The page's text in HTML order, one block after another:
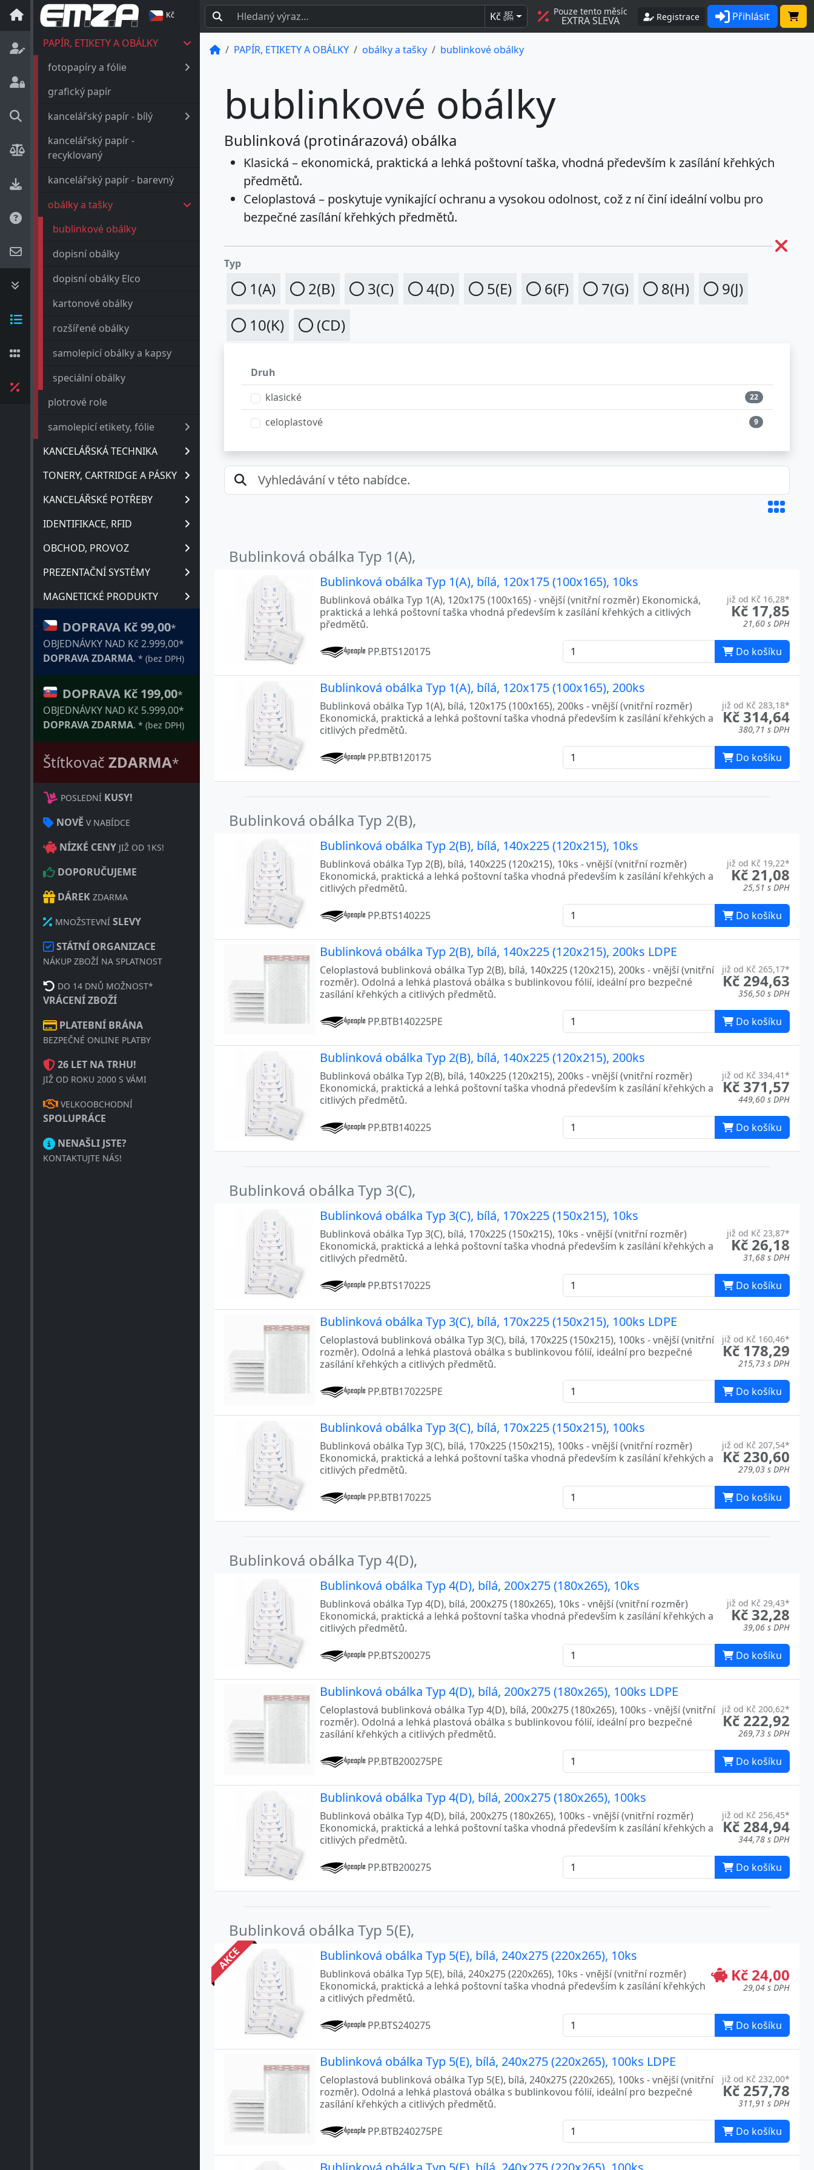
Kč
PAPÍR, ETIKETY A OBÁLKY
fotopapíry a fólie
grafický papír
kancelářský papír - bílý
kancelářský papír -
recyklovaný
kancelářský papír - barevný
obálky a tašky
bublinkové obálky
dopisní obálky
dopisní obálky Elco
kartonové obálky
rozšířené obálky
samolepicí obálky a kapsy
speciální obálky
plotrové role
samolepicí etikety, fólie
KANCELÁŘSKÁ TECHNIKA
TONERY, CARTRIDGE A PÁSKY
KANCELÁŘSKÉ POTŘEBY
IDENTIFIKACE, RFID
OBCHOD, PROVOZ
PREZENTAČNÍ SYSTÉMY
MAGNETICKÉ PRODUKTY
DOPRAVA Kč 99,00*
OBJEDNÁVKY NAD Kč 2.999,00*
DOPRAVA ZDARMA. * (bez DPH)
DOPRAVA Kč 199,00*
OBJEDNÁVKY NAD Kč 5.999,00*
DOPRAVA ZDARMA. * (bez DPH)
Štítkovač ZDARMA*
POSLEDNÍ KUSY!
NOVĚ V NABÍDCE
NÍZKÉ CENY JIŽ OD 1KS!
DOPORUČUJEME
DÁREK ZDARMA
MNOŽSTEVNÍ SLEVY
STÁTNÍ ORGANIZACE
NÁKUP ZBOŽÍ NA SPLATNOST
DO 14 DNŮ MOŽNOST*
VRÁCENÍ ZBOŽÍ
PLATEBNÍ BRÁNA
BEZPEČNÉ ONLINE PLATBY
26 LET NA TRHU!
JIŽ OD ROKU 2000 S VÁMI
VELKOOBCHODNÍ
SPOLUPRÁCE
NENAŠLI JSTE?
KONTAKTUJTE NÁS!
Kč BEZ
DPH
Pouze tento měsíc
EXTRA SLEVA Registrace Přihlásit
PAPÍR, ETIKETY A OBÁLKY obálky a tašky bublinkové obálky
bublinkové obálky
Bublinková (protinárazová) obálka
Klasická – ekonomická, praktická a lehká poštovní taška, vhodná především k zasílání křehkých
předmětů.
Celoplastová – poskytuje vynikající ochranu a vysokou odolnost, což z ní činí ideální volbu pro
bezpečné zasílání křehkých předmětů.
Typ
1(A) 2(B) 3(C) 4(D) 5(E) 6(F) 7(G) 8(H)
9(J)
10(K)
(CD)
Druh
klasické
22
celoplastové 9
Bublinková obálka Typ 1(A),
Bublinková obálka Typ 1(A), bílá, 120x175 (100x165), 10ks
již od Kč 16,28*
Kč 17,85
21,60 s DPH
Bublinková obálka Typ 1(A), 120x175 (100x165) - vnější (vnitřní rozměr) Ekonomická,
praktická a lehká poštovní taška vhodná především k zasílání křehkých a citlivých
předmětů.
PP.BTS120175 Do košíku
Bublinková obálka Typ 1(A), bílá, 120x175 (100x165), 200ks
již od Kč 283,18*
Kč 314,64
380,71 s DPH
Bublinková obálka Typ 1(A), bílá, 120x175 (100x165), 200ks - vnější (vnitřní rozměr)
Ekonomická, praktická a lehká poštovní taška vhodná především k zasílání křehkých a
citlivých předmětů.
PP.BTB120175 Do košíku
Bublinková obálka Typ 2(B),
Bublinková obálka Typ 2(B), bílá, 140x225 (120x215), 10ks
již od Kč 19,22*
Kč 21,08
25,51 s DPH
Bublinková obálka Typ 2(B), bílá, 140x225 (120x215), 10ks - vnější (vnitřní rozměr)
Ekonomická, praktická a lehká poštovní taška vhodná především k zasílání křehkých a
citlivých předmětů.
PP.BTS140225 Do košíku
Bublinková obálka Typ 2(B), bílá, 140x225 (120x215), 200ks LDPE
již od Kč 265,17*
Kč 294,63
356,50 s DPH
Celoplastová bublinková obálka Typ 2(B), bílá, 140x225 (120x215), 200ks - vnější (vnitřní
rozměr). Odolná a lehká plastová obálka s bublinkovou fólií, ideální pro bezpečné
zasílání křehkých a citlivých předmětů.
PP.BTB140225PE Do košíku
Bublinková obálka Typ 2(B), bílá, 140x225 (120x215), 200ks
již od Kč 334,41*
Kč 371,57
449,60 s DPH
Bublinková obálka Typ 2(B), bílá, 140x225 (120x215), 200ks - vnější (vnitřní rozměr)
Ekonomická, praktická a lehká poštovní taška vhodná především k zasílání křehkých a
citlivých předmětů.
PP.BTB140225 Do košíku
Bublinková obálka Typ 3(C),
Bublinková obálka Typ 3(C), bílá, 170x225 (150x215), 10ks
již od Kč 23,87*
Kč 26,18
31,68 s DPH
Bublinková obálka Typ 3(C), bílá, 170x225 (150x215), 10ks - vnější (vnitřní rozměr)
Ekonomická, praktická a lehká poštovní taška vhodná především k zasílání křehkých a
citlivých předmětů.
PP.BTS170225 Do košíku
Bublinková obálka Typ 3(C), bílá, 170x225 (150x215), 100ks LDPE
již od Kč 160,46*
Kč 178,29
215,73 s DPH
Celoplastová bublinková obálka Typ 3(C), bílá, 170x225 (150x215), 100ks - vnější (vnitřní
rozměr). Odolná a lehká plastová obálka s bublinkovou fólií, ideální pro bezpečné
zasílání křehkých a citlivých předmětů.
PP.BTB170225PE Do košíku
Bublinková obálka Typ 3(C), bílá, 170x225 (150x215), 100ks
již od Kč 207,54*
Kč 230,60
279,03 s DPH
Bublinková obálka Typ 3(C), bílá, 170x225 (150x215), 100ks - vnější (vnitřní rozměr)
Ekonomická, praktická a lehká poštovní taška vhodná především k zasílání křehkých a
citlivých předmětů.
PP.BTB170225 Do košíku
Bublinková obálka Typ 4(D),
Bublinková obálka Typ 4(D), bílá, 200x275 (180x265), 10ks
již od Kč 29,43*
Kč 32,28
39,06 s DPH
Bublinková obálka Typ 4(D), bílá, 200x275 (180x265), 10ks - vnější (vnitřní rozměr)
Ekonomická, praktická a lehká poštovní taška vhodná především k zasílání křehkých a
citlivých předmětů.
PP.BTS200275 Do košíku
Bublinková obálka Typ 4(D), bílá, 200x275 (180x265), 100ks LDPE
již od Kč 200,62*
Kč 222,92
269,73 s DPH
Celoplastová bublinková obálka Typ 4(D), bílá, 200x275 (180x265), 100ks - vnější (vnitřní
rozměr). Odolná a lehká plastová obálka s bublinkovou fólií, ideální pro bezpečné
zasílání křehkých a citlivých předmětů.
PP.BTB200275PE Do košíku
Bublinková obálka Typ 4(D), bílá, 200x275 (180x265), 100ks
již od Kč 256,45*
Kč 284,94
344,78 s DPH
Bublinková obálka Typ 4(D), bílá, 200x275 (180x265), 100ks - vnější (vnitřní rozměr)
Ekonomická, praktická a lehká poštovní taška vhodná především k zasílání křehkých a
citlivých předmětů.
PP.BTB200275 Do košíku
Bublinková obálka Typ 5(E),
AKCE Bublinková obálka Typ 5(E), bílá, 240x275 (220x265), 10ks
Kč 24,00
29,04 s DPH
Bublinková obálka Typ 5(E), bílá, 240x275 (220x265), 10ks - vnější (vnitřní rozměr)
Ekonomická, praktická a lehká poštovní taška vhodná především k zasílání křehkých
a citlivých předmětů.
PP.BTS240275 Do košíku
Bublinková obálka Typ 5(E), bílá, 240x275 (220x265), 100ks LDPE
již od Kč 232,00*
Kč 257,78
311,91 s DPH
Celoplastová bublinková obálka Typ 5(E), bílá, 240x275 (220x265), 100ks - vnější (vnitřní
rozměr). Odolná a lehká plastová obálka s bublinkovou fólií, ideální pro bezpečné
zasílání křehkých a citlivých předmětů.
PP.BTB240275PE Do košíku